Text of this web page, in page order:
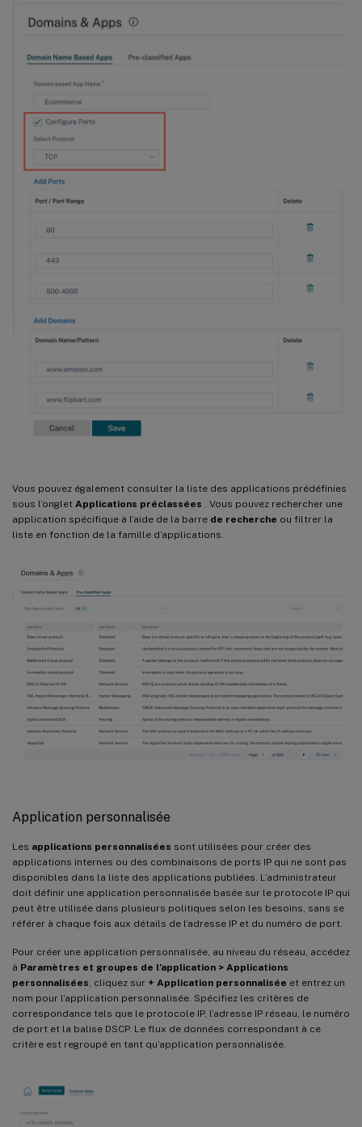
Vous pouvez également consulter la liste des applications prédéfinies
sous l’onglet Applications préclassées . Vous pouvez rechercher une
application spécifique à l’aide de la barre de recherche ou filtrer la
liste en fonction de la famille d’applications.
Application personnalisée
Les applications personnalisées sont utilisées pour créer des
applications internes ou des combinaisons de ports IP qui ne sont pas
disponibles dans la liste des applications publiées. L’administrateur
doit définir une application personnalisée basée sur le protocole IP qui
peut être utilisée dans plusieurs politiques selon les besoins, sans se
référer à chaque fois aux détails de l’adresse IP et du numéro de port.
Pour créer une application personnalisée, au niveau du réseau, accédez
à Paramètres et groupes de l’application > Applications
personnalisées, cliquez sur + Application personnalisée et entrez un
nom pour l’application personnalisée. Spécifiez les critères de
correspondance tels que le protocole IP, l’adresse IP réseau, le numéro
de port et la balise DSCP. Le flux de données correspondant à ce
critère est regroupé en tant qu’application personnalisée.